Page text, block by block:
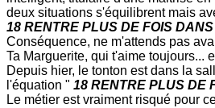
deux situations s'équilibrent mais
18 RENTRE PLUS DE FOIS
Conséquence, ne m'attends pas
Ta Marguerite, qui t'aime toujours...
Depuis hier, le tonton est dans la
l'équation " 18 RENTRE PLUS DE
Le métier est vraiment risqué pour